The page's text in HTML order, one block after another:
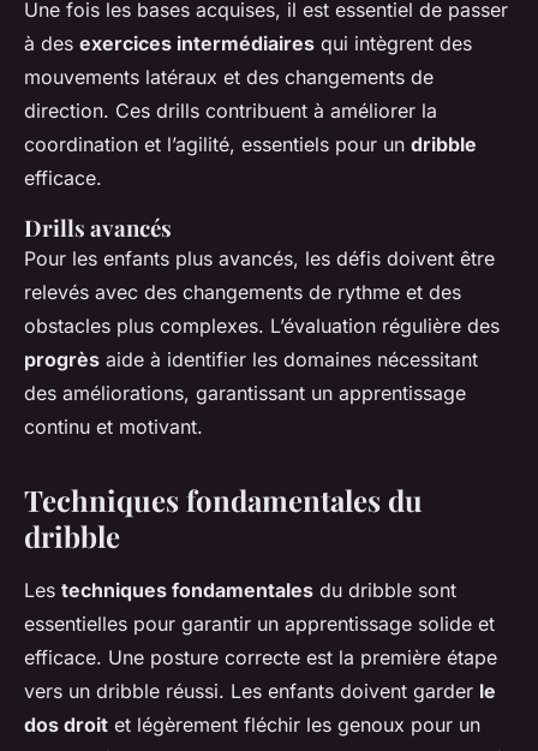
Une fois les bases acquises, il est essentiel de passer
à des exercices intermédiaires qui intègrent des
mouvements latéraux et des changements de
direction. Ces drills contribuent à améliorer la
coordination et l’agilité, essentiels pour un dribble
efficace.
Drills avancés
Pour les enfants plus avancés, les défis doivent être
relevés avec des changements de rythme et des
obstacles plus complexes. L’évaluation régulière des
progrès aide à identifier les domaines nécessitant
des améliorations, garantissant un apprentissage
continu et motivant.
Techniques fondamentales du
dribble
Les techniques fondamentales du dribble sont
essentielles pour garantir un apprentissage solide et
efficace. Une posture correcte est la première étape
vers un dribble réussi. Les enfants doivent garder le
dos droit et légèrement fléchir les genoux pour un